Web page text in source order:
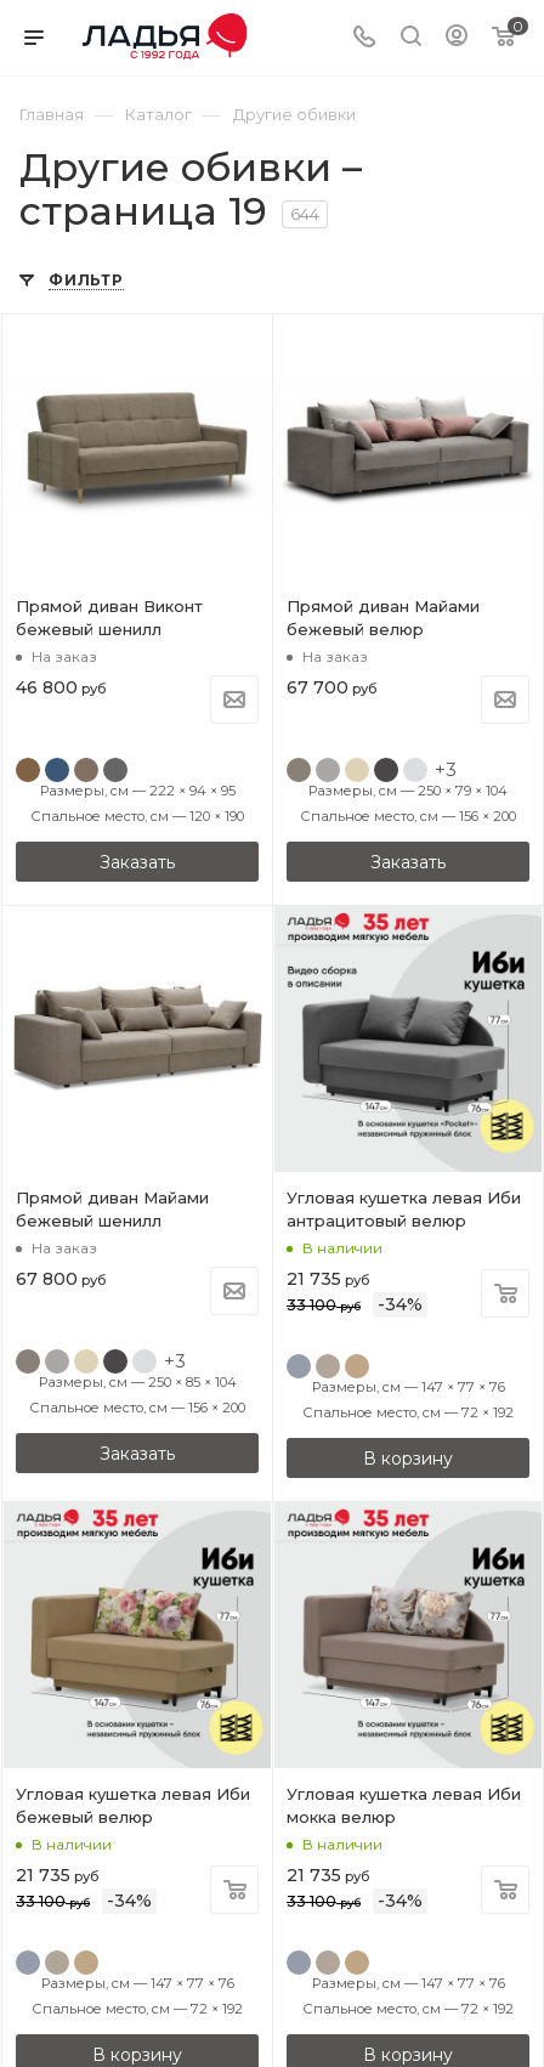
0
Главная — Каталог — Другие обивки
Другие обивки –
страница 19
644
ФИЛЬТР
Прямой диван Виконт
бежевый шенилл
На заказ
46 800 руб
Размеры, см — 222 × 94 × 95
Спальное место, см — 120 × 190
Заказать
Прямой диван Майами
бежевый велюр
На заказ
67 700 руб
+3
Размеры, см — 250 × 79 × 104
Спальное место, см — 156 × 200
Заказать
Прямой диван Майами
бежевый шенилл
На заказ
67 800 руб
+3
Размеры, см — 250 × 85 × 104
Спальное место, см — 156 × 200
Заказать
Угловая кушетка левая Иби
антрацитовый велюр
В наличии
21 735 руб
33 100руб -34%
Размеры, см — 147 × 77 × 76
Спальное место, см — 72 × 192
В корзину
Угловая кушетка левая Иби
бежевый велюр
В наличии
21 735 руб
33 100руб -34%
Размеры, см — 147 × 77 × 76
Спальное место, см — 72 × 192
В корзину
Угловая кушетка левая Иби
мокка велюр
В наличии
21 735 руб
33 100руб -34%
Размеры, см — 147 × 77 × 76
Спальное место, см — 72 × 192
В корзину